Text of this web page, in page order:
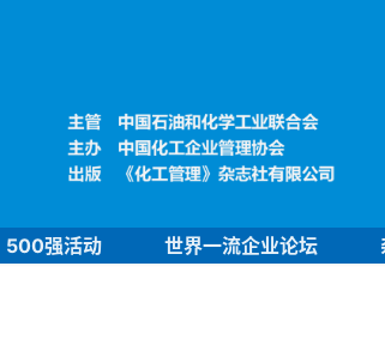
500强活动 世界一流企业论坛